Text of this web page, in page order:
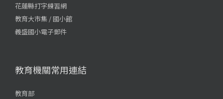
花蓮縣打字練習網
教育大市集 / 國小館
義盛國小電子郵件
教育機關常用連結
教育部